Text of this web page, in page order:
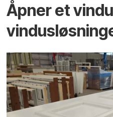
Åpner et